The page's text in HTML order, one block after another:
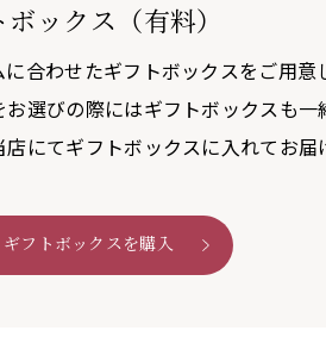
ックス（有料）
合わせたギフトボックスをご用意
お選びの際にはギフトボックスも一
店にてギフトボックスに入れてお届
ギフトボックスを購入